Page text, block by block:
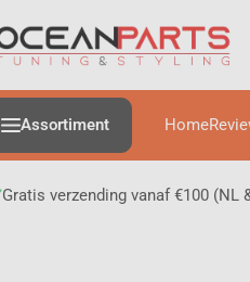
Assortiment Home
Gratis verzending vanaf €100 (NL